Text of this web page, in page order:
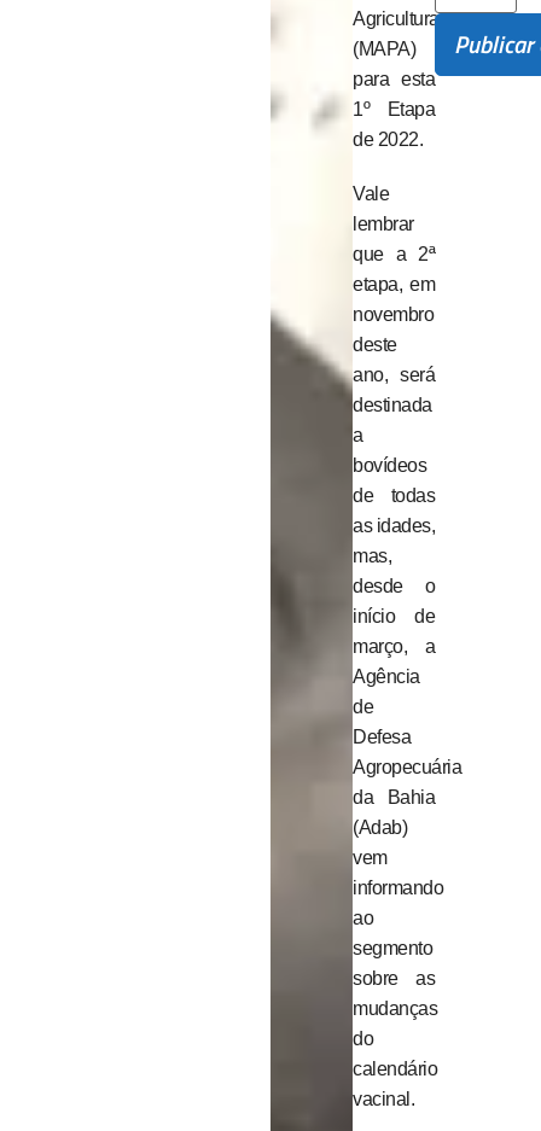
Agricultura
(MAPA)
para esta
1º Etapa
de 2022.
Vale
lembrar
que a 2ª
etapa, em
novembro
deste
ano, será
destinada
a
bovídeos
de todas
as idades,
mas,
desde o
início de
março, a
Agência
de
Defesa
Agropecuária
da Bahia
(Adab)
vem
informando
ao
segmento
sobre as
mudanças
do
calendário
vacinal.